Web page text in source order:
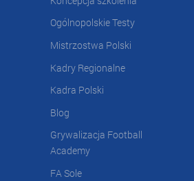
Ogólnopolskie Testy
Mistrzostwa Polski
Kadry Regionalne
Kadra Polski
Blog
Grywalizacja Football
Academy
FA Sole